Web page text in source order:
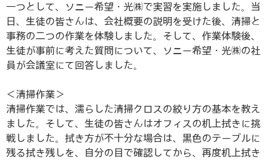
一つとして、ソニー希望・光㈱で実習を実施しました。当
日、生徒の皆さんは、会社概要の説明を受けた後、清掃と
事務の二つの作業を体験しました。そして、作業体験後、
生徒が事前に考えた質問について、ソニー希望・光㈱の社
員が会議室にて回答しました。
＜清掃作業＞
清掃作業では、濡らした清掃クロスの絞り方の基本を教え
ました。そして、生徒の皆さんはオフィスの机上拭きに挑
戦しました。拭き方が不十分な場合は、黒色のテーブルに
残る拭き残しを、自分の目で確認してから、再度机上拭き